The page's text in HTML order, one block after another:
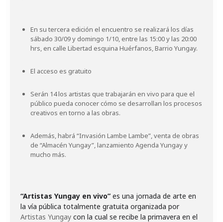
En su tercera edición el encuentro se realizará los días
sábado 30/09 y domingo 1/10, entre las 15:00 y las 20:00
hrs, en calle Libertad esquina Huérfanos, Barrio Yungay.
El acceso es gratuito
Serán 14 los artistas que trabajarán en vivo para que el
público pueda conocer cómo se desarrollan los procesos
creativos en torno a las obras.
Además, habrá “Invasión Lambe Lambe”, venta de obras
de “Almacén Yungay”, lanzamiento Agenda Yungay y
mucho más.
“Artistas Yungay en vivo” es una jornada de arte en
la vía pública totalmente gratuita organizada por
Artistas Yungay con la cual se recibe la primavera en el